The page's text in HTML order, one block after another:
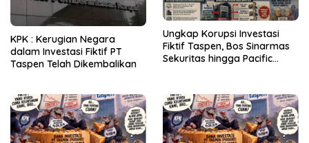
KPK : Kerugian Negara
dalam Investasi Fiktif PT
Taspen Telah Dikembalikan
Ungkap Korupsi Investasi
Fiktif Taspen, Bos Sinarmas
Sekuritas hingga Pacific